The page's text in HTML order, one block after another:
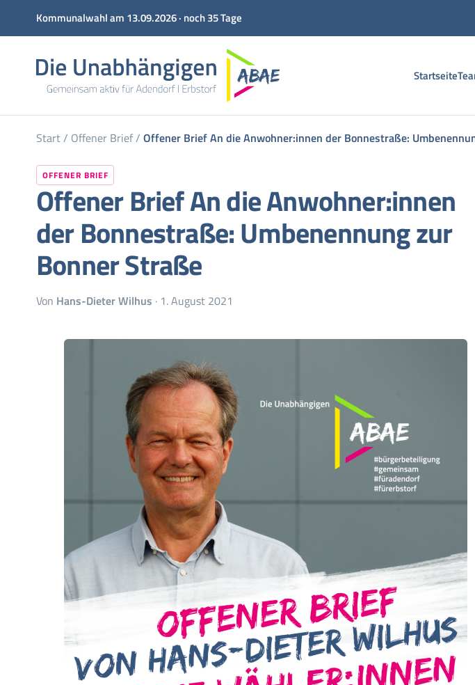
Kommunalwahl am 13.09.2026 · noch 35 Tage
Startseite
Start/ Offener Brief/ Offener Brief An die Anwohner:innen der Bonnestraße:
OFFENER BRIEF
Offener Brief An die Anwohner:innen
der Bonnestraße: Umbenennung zur
Bonner Straße
Von Hans-Dieter Wilhus · 1. August 2021